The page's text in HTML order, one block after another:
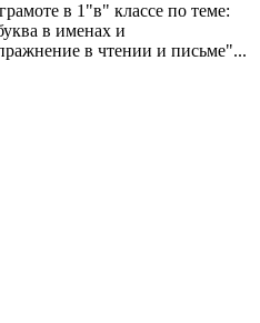
в 1"в" классе по теме:
в именах и
в чтении и письме"...